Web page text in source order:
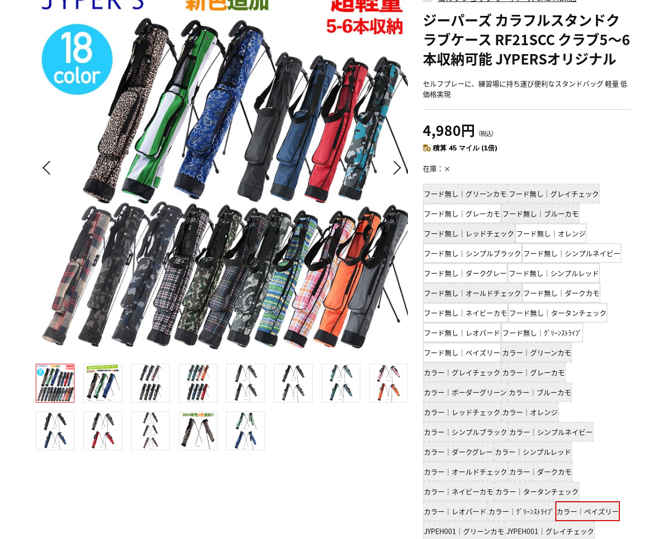
ジーパーズ カラフルスタンドク
ラブケース RF21SCC クラブ5～6
本収納可能 JYPERSオリジナル
セルフプレーに、練習場に持ち運び便利なスタンドバッグ 軽量 低
価格実現
4,980円 （税込）
積算 45 マイル (1倍)
在庫 ×
フード無し｜グリーンカモ フード無し｜グレイチェック
フード無し｜グレーカモ フード無し｜ブルーカモ
フード無し｜レッドチェック フード無し｜オレンジ
フード無し｜シンプルブラック フード無し｜シンプルネイビー
フード無し｜ダークグレー フード無し｜シンプルレッド
フード無し｜オールドチェック フード無し｜ダークカモ
フード無し｜ネイビーカモ フード無し｜タータンチェック
フード無し｜レオパード フード無し｜ｸﾞﾘｰﾝｽﾄﾗｲﾌﾟ
フード無し｜ペイズリー カラー｜グリーンカモ
カラー｜グレイチェック カラー｜グレーカモ
カラー｜ボーダーグリーン カラー｜ブルーカモ
カラー｜レッドチェック カラー｜オレンジ
カラー｜シンプルブラック カラー｜シンプルネイビー
カラー｜ダークグレー カラー｜シンプルレッド
カラー｜オールドチェック カラー｜ダークカモ
カラー｜ネイビーカモ カラー｜タータンチェック
カラー｜レオパード カラー｜ｸﾞﾘｰﾝｽﾄﾗｲﾌﾟ カラー｜ペイズリー
JYPEH001｜グリーンカモ JYPEH001｜グレイチェック